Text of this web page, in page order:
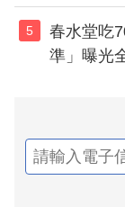
5
春水堂吃
準」曝光